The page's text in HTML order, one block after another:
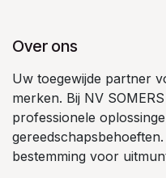
Over ons
Uw toegewijde partner
merken. Bij NV
professionele
bestemming voor